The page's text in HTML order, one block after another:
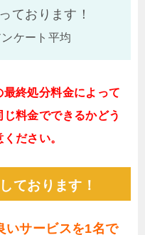
ております！
ケート平均
終処分料金によって
料金でできるかどう
ださい。
ております！
いサービスを1名で